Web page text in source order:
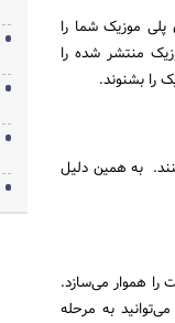
پلی موزیک شما را
منتشر شده را
را بشنوند.
به همین دلیل
را هموار می‌سازد.
به مرحله